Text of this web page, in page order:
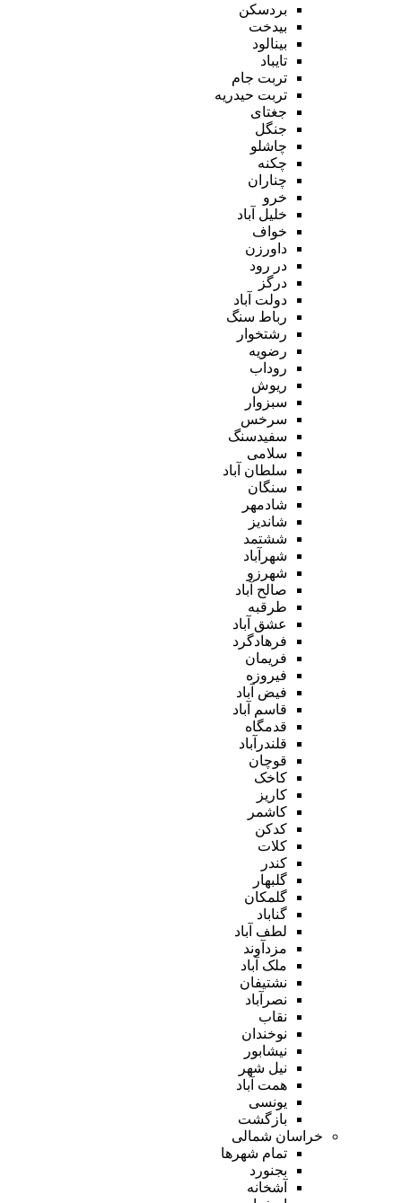
بردسکن
بیدخت
بینالود
تایباد
تربت جام
تربت حیدریه
جغتای
جنگل
چاشلو
چکنه
چناران
خرو
خلیل آباد
خواف
داورزن
در رود
درگز
دولت آباد
رباط سنگ
رشتخوار
رضویه
روداب
ریوش
سبزوار
سرخس
سفیدسنگ
سلامی
سلطان آباد
سنگان
شادمهر
شاندیز
ششتمد
شهرآباد
شهرزو
صالح آباد
طرقبه
عشق آباد
فرهادگرد
فریمان
فیروزه
فیض آباد
قاسم آباد
قدمگاه
قلندرآباد
قوچان
کاخک
کاریز
کاشمر
کدکن
کلات
کندر
گلبهار
گلمکان
گناباد
لطف آباد
مزدآوند
ملک آباد
نشتیفان
نصرآباد
نقاب
نوخندان
نیشابور
نیل شهر
همت آباد
یونسی
بازگشت
خراسان شمالی
تمام شهر‌ها
بجنورد
آشخانه